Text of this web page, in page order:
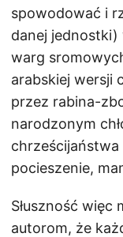
spowodować i
danej
warg
arabskiej wersji
przez rabina-
narodzonym
pocieszenie,
Słuszność
autorom, że